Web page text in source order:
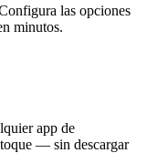
las opciones
minutos.
app de
— sin descargar